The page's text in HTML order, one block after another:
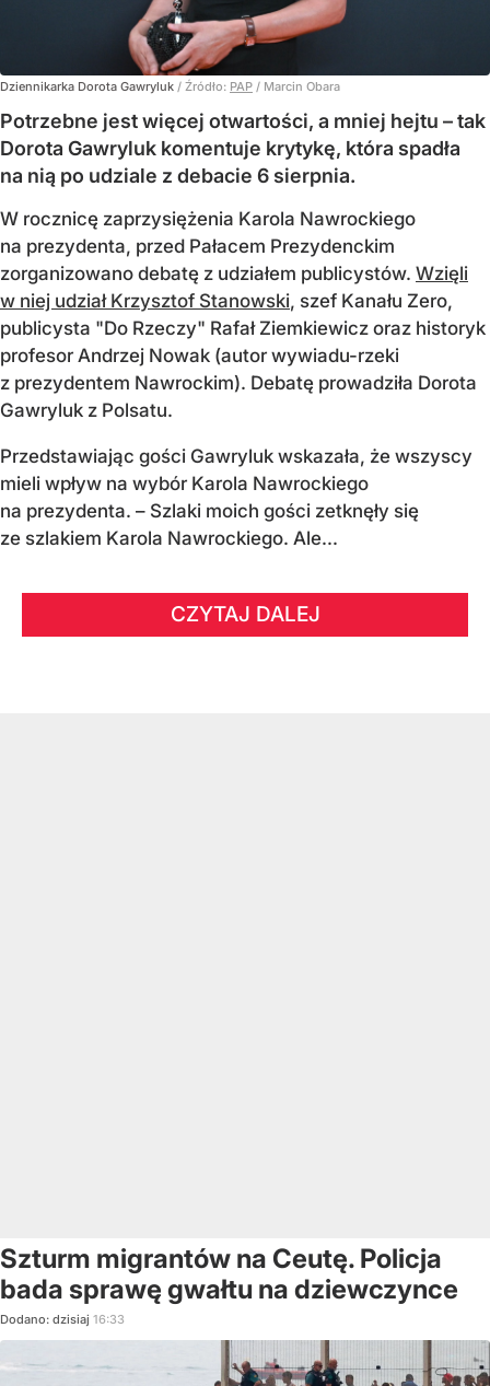
Dziennikarka Dorota Gawryluk / Źródło: PAP / Marcin Obara
Potrzebne jest więcej otwartości, a mniej hejtu – tak
Dorota Gawryluk komentuje krytykę, która spadła
na nią po udziale z debacie 6 sierpnia.
W rocznicę zaprzysiężenia Karola Nawrockiego
na prezydenta, przed Pałacem Prezydenckim
zorganizowano debatę z udziałem publicystów. Wzięli
w niej udział Krzysztof Stanowski, szef Kanału Zero,
publicysta "Do Rzeczy" Rafał Ziemkiewicz oraz historyk
profesor Andrzej Nowak (autor wywiadu-rzeki
z prezydentem Nawrockim). Debatę prowadziła Dorota
Gawryluk z Polsatu.
Przedstawiając gości Gawryluk wskazała, że wszyscy
mieli wpływ na wybór Karola Nawrockiego
na prezydenta. – Szlaki moich gości zetknęły się
ze szlakiem Karola Nawrockiego. Ale...
CZYTAJ DALEJ
Szturm migrantów na Ceutę. Policja
bada sprawę gwałtu na dziewczynce
Dodano: dzisiaj 16:33